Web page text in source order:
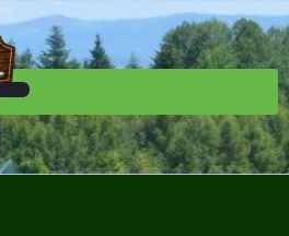
Button